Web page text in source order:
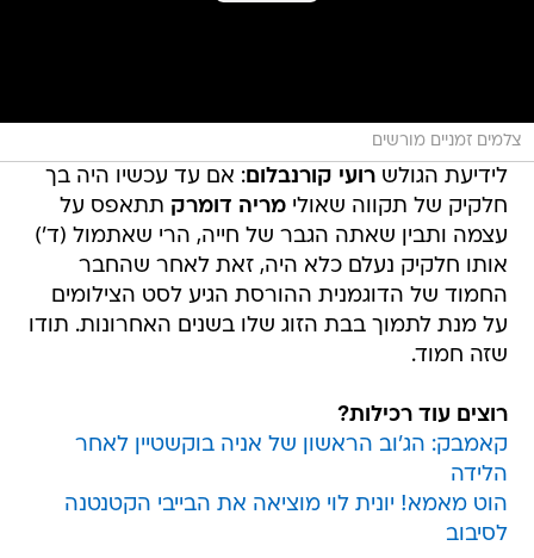
צלמים זמניים מורשים
לידיעת הגולשרועי קורנבלום: אם עד עכשיו היה בך
חלקיק של תקווה שאולימריה דומרק תתאפס על
עצמה ותבין שאתה הגבר של חייה, הרי שאתמול (ד')
אותו חלקיק נעלם כלא היה, זאת לאחר שהחבר
החמוד של הדוגמנית ההורסת הגיע לסט הצילומים
על מנת לתמוך בבת הזוג שלו בשנים האחרונות. תודו
שזה חמוד.
רוצים עוד רכילות?
קאמבק: הג'וב הראשון של אניה בוקשטיין לאחר
הלידה
הוט מאמא! יונית לוי מוציאה את הבייבי הקטנטנה
לסיבוב